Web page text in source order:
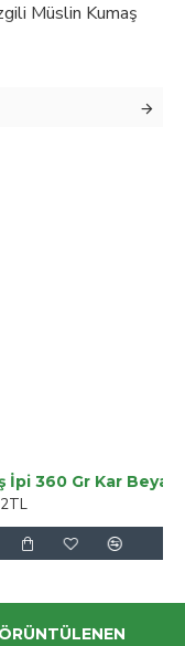
Müslin Kumaş
360 Gr Kar Beyaz